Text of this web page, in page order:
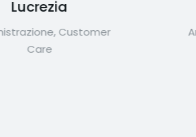
Amministrazione, Customer